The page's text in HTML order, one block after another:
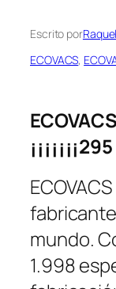
Escrito por
ECOVACS,
¡¡¡¡¡¡¡295
mundo.
1.998